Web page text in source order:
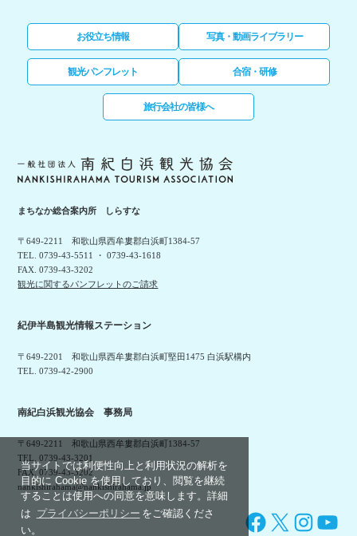
当サイトでは利便性向上と利用状況の解析を
目的に Cookie を使用しており、閲覧を継続
することは使用への同意を意味します。詳細
は プライバシーポリシー をご確認くださ
い。
お役立ち情報 写真・動画ライブラリー
観光パンフレット 合宿・研修
旅行会社の皆様へ
まちなか総合案内所 しらすな
〒649-2211 和歌山県西牟婁郡白浜町1384-57
TEL. 0739-43-5511 ・ 0739-43-1618
FAX. 0739-43-3202
観光に関するパンフレットのご請求
紀伊半島観光情報ステーション
〒649-2201 和歌山県西牟婁郡白浜町堅田1475 白浜駅構内
TEL. 0739-42-2900
南紀白浜観光協会 事務局
〒649-2211 和歌山県西牟婁郡白浜町1384-57
TEL. 0739-43-3201
FAX. 0739-43-3202
nankishirahama@nankishirahama.jp
Facebook X Instagram YouTube